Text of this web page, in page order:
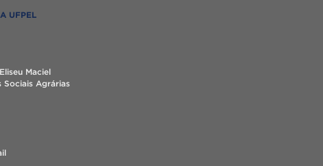
UFPEL
Maciel
Sociais Agrárias